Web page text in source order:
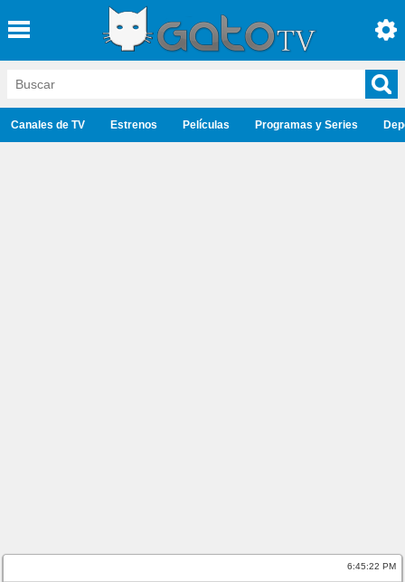
Canales de TV Estrenos Películas Programas y Series
6:45:22 PM